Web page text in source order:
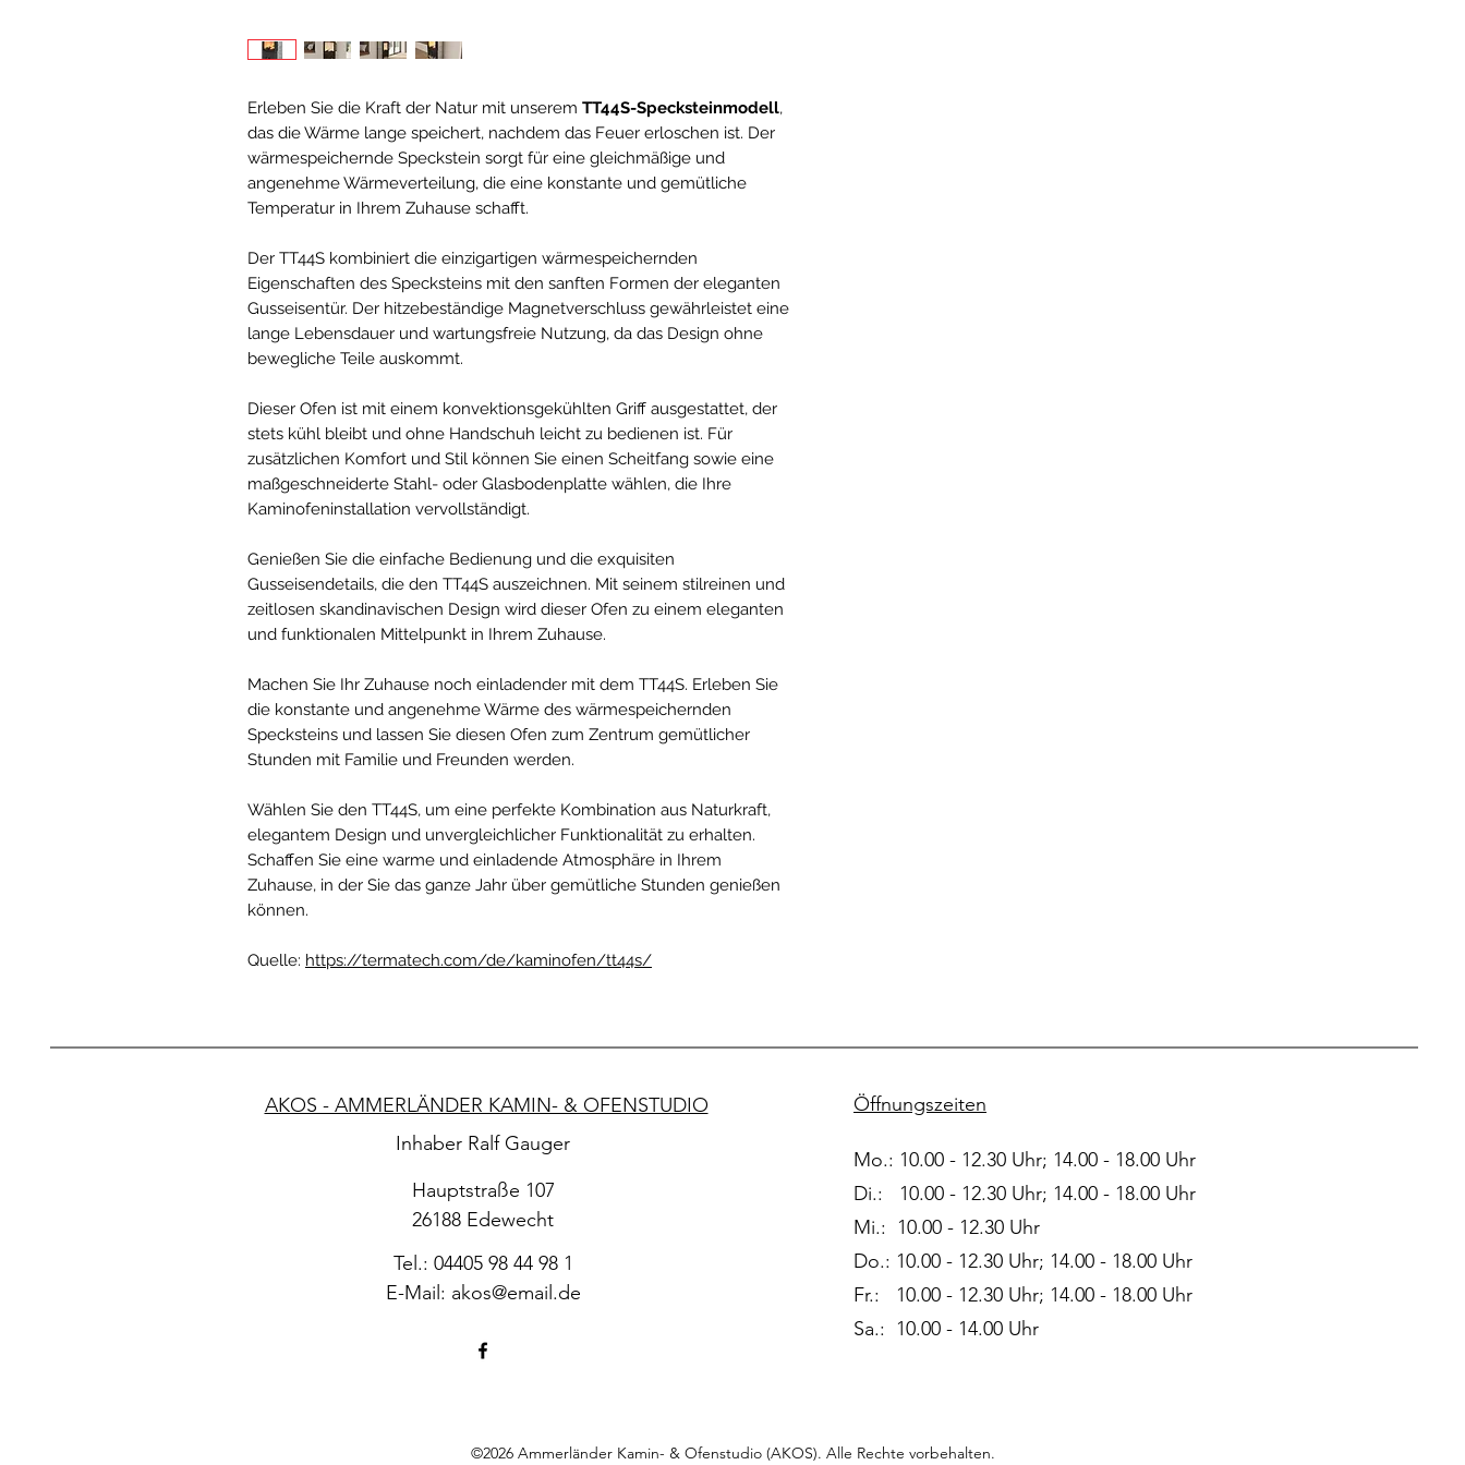
Erleben Sie die Kraft der Natur mit unserem TT44S-Specksteinmodell,
das die Wärme lange speichert, nachdem das Feuer erloschen ist. Der
wärmespeichernde Speckstein sorgt für eine gleichmäßige und
angenehme Wärmeverteilung, die eine konstante und gemütliche
Temperatur in Ihrem Zuhause schafft.
Der TT44S kombiniert die einzigartigen wärmespeichernden
Eigenschaften des Specksteins mit den sanften Formen der eleganten
Gusseisentür. Der hitzebeständige Magnetverschluss gewährleistet eine
lange Lebensdauer und wartungsfreie Nutzung, da das Design ohne
bewegliche Teile auskommt.
Dieser Ofen ist mit einem konvektionsgekühlten Griff ausgestattet, der
stets kühl bleibt und ohne Handschuh leicht zu bedienen ist. Für
zusätzlichen Komfort und Stil können Sie einen Scheitfang sowie eine
maßgeschneiderte Stahl- oder Glasbodenplatte wählen, die Ihre
Kaminofeninstallation vervollständigt.
Genießen Sie die einfache Bedienung und die exquisiten
Gusseisendetails, die den TT44S auszeichnen. Mit seinem stilreinen und
zeitlosen skandinavischen Design wird dieser Ofen zu einem eleganten
und funktionalen Mittelpunkt in Ihrem Zuhause.
Machen Sie Ihr Zuhause noch einladender mit dem TT44S. Erleben Sie
die konstante und angenehme Wärme des wärmespeichernden
Specksteins und lassen Sie diesen Ofen zum Zentrum gemütlicher
Stunden mit Familie und Freunden werden.
Wählen Sie den TT44S, um eine perfekte Kombination aus Naturkraft,
elegantem Design und unvergleichlicher Funktionalität zu erhalten.
Schaffen Sie eine warme und einladende Atmosphäre in Ihrem
Zuhause, in der Sie das ganze Jahr über gemütliche Stunden genießen
können.
Quelle: https://termatech.com/de/kaminofen/tt44s/
AKOS - AMMERLÄNDER KAMIN- & OFENSTUDIO
Inhaber Ralf Gauger
Hauptstraße 107
26188 Edewecht
Tel.: 04405 98 44 98 1
E-Mail: akos@email.de
Öffnungszeiten
Mo.: 10.00 - 12.30 Uhr; 14.00 - 18.00 Uhr
Di.: 10.00 - 12.30 Uhr; 14.00 - 18.00 Uhr
Mi.: 10.00 - 12.30 Uhr
Do.: 10.00 - 12.30 Uhr; 14.00 - 18.00 Uhr
Fr.: 10.00 - 12.30 Uhr; 14.00 - 18.00 Uhr
Sa.: 10.00 - 14.00 Uhr
©2026 Ammerländer Kamin- & Ofenstudio (AKOS). Alle Rechte vorbehalten.